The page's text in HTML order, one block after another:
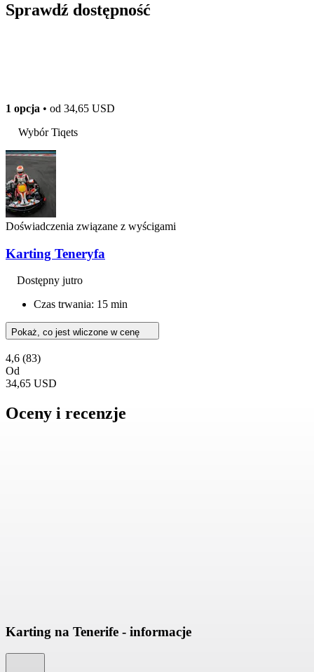
Sprawdź dostępność
1 opcja • od 34,65 USD
Wybór Tiqets
Doświadczenia związane z wyścigami
Karting Teneryfa
Dostępny jutro
Czas trwania: 15 min
Pokaż, co jest wliczone w cenę
4,6 (83)
Od
34,65 USD
Oceny i recenzje
Karting na Tenerife - informacje